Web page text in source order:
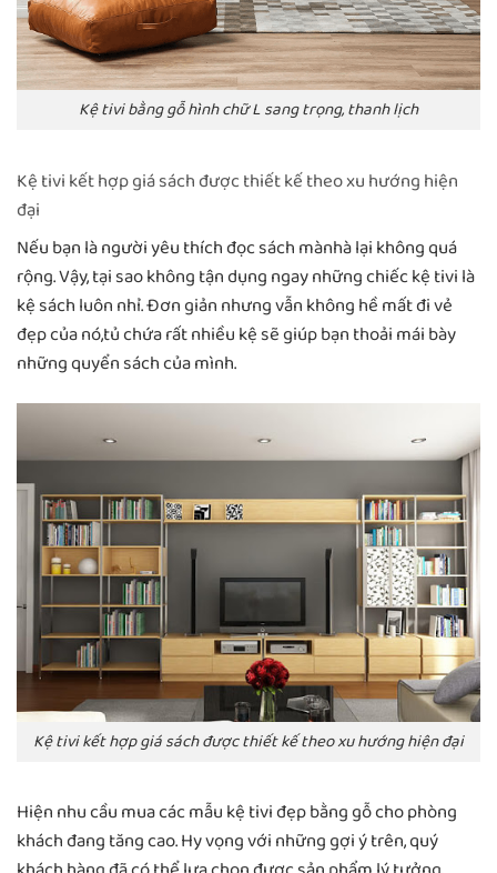
Kệ tivi bằng gỗ hình chữ L sang trọng, thanh lịch
Kệ tivi kết hợp giá sách được thiết kế theo xu hướng hiện
đại
Nếu bạn là người yêu thích đọc sách mànhà lại không quá
rộng. Vậy, tại sao không tận dụng ngay những chiếc kệ tivi là
kệ sách luôn nhỉ. Đơn giản nhưng vẫn không hề mất đi vẻ
đẹp của nó,tủ chứa rất nhiều kệ sẽ giúp bạn thoải mái bày
những quyển sách của mình.
Kệ tivi kết hợp giá sách được thiết kế theo xu hướng hiện đại
Hiện nhu cầu mua các mẫu kệ tivi đẹp bằng gỗ cho phòng
khách đang tăng cao. Hy vọng với những gợi ý trên, quý